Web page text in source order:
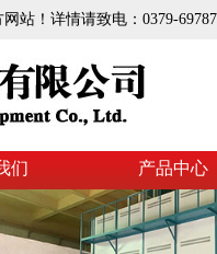
站！详情请致电：0379-
们 产品中心